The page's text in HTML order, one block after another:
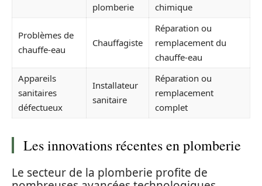
plomberie
chimique
Problèmes de
chauffe-eau
Chauffagiste
Réparation ou
remplacement du
chauffe-eau
Appareils
sanitaires
défectueux
Installateur
sanitaire
Réparation ou
remplacement
complet
Les innovations récentes en plomberie
Le secteur de la plomberie profite de